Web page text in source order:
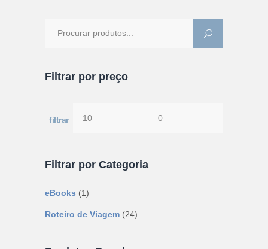
Filtrar por preço
filtrar
Filtrar por Categoria
eBooks (1)
Roteiro de Viagem (24)